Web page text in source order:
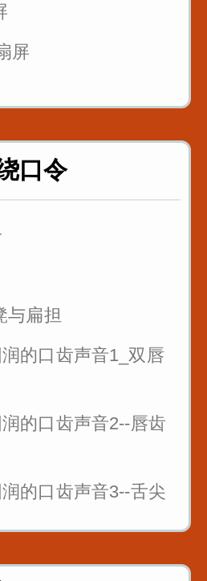
屏
口令
与扁担
的口齿声音1_双唇
的口齿声音2--唇齿
的口齿声音3--舌尖
百标兵奔北坡